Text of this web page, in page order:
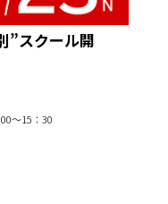
”スクール開
～15：30